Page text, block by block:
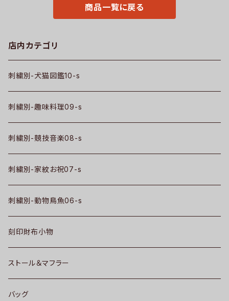
商品一覧に戻る
店内カテゴリ
刺繍別-犬猫図鑑10-s
刺繍別-趣味料理09-s
刺繍別-競技音楽08-s
刺繍別-家紋お祝07-s
刺繍別-動物鳥魚06-s
刻印財布小物
ストール＆マフラー
バッグ